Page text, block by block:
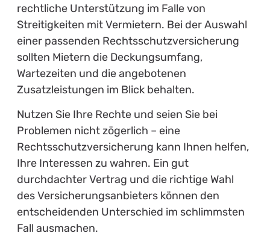
rechtliche Unterstützung im Falle von
Streitigkeiten mit Vermietern. Bei der Auswahl
einer passenden Rechtsschutzversicherung
sollten Mietern die Deckungsumfang,
Wartezeiten und die angebotenen
Zusatzleistungen im Blick behalten.
Nutzen Sie Ihre Rechte und seien Sie bei
Problemen nicht zögerlich – eine
Rechtsschutzversicherung kann Ihnen helfen,
Ihre Interessen zu wahren. Ein gut
durchdachter Vertrag und die richtige Wahl
des Versicherungsanbieters können den
entscheidenden Unterschied im schlimmsten
Fall ausmachen.